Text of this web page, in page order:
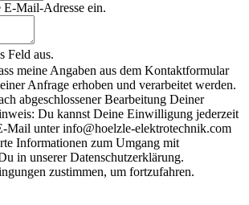
Mail-Adresse ein.
Feld aus.
meine Angaben aus dem Kontaktformular
Anfrage erhoben und verarbeitet werden.
abgeschlossener Bearbeitung Deiner
Du kannst Deine Einwilligung jederzeit
Mail unter info@hoelzle-elektrotechnik.com
Informationen zum Umgang mit
in unserer Datenschutzerklärung.
zustimmen, um fortzufahren.